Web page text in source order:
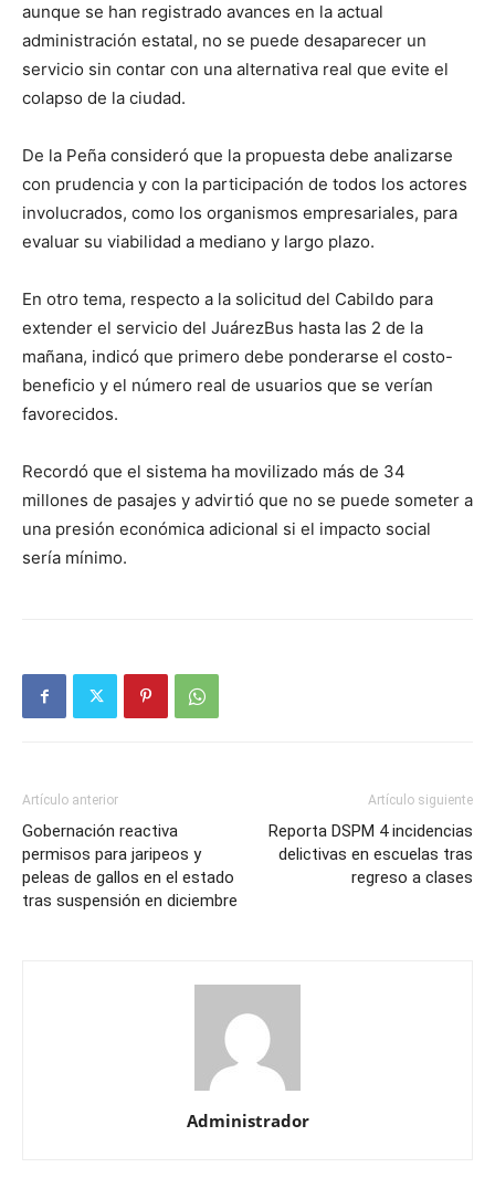
aunque se han registrado avances en la actual
administración estatal, no se puede desaparecer un
servicio sin contar con una alternativa real que evite el
colapso de la ciudad.
De la Peña consideró que la propuesta debe analizarse
con prudencia y con la participación de todos los actores
involucrados, como los organismos empresariales, para
evaluar su viabilidad a mediano y largo plazo.
En otro tema, respecto a la solicitud del Cabildo para
extender el servicio del JuárezBus hasta las 2 de la
mañana, indicó que primero debe ponderarse el costo-
beneficio y el número real de usuarios que se verían
favorecidos.
Recordó que el sistema ha movilizado más de 34
millones de pasajes y advirtió que no se puede someter a
una presión económica adicional si el impacto social
sería mínimo.
Artículo anterior
Gobernación reactiva
permisos para jaripeos y
peleas de gallos en el estado
tras suspensión en diciembre
Artículo siguiente
Reporta DSPM 4 incidencias
delictivas en escuelas tras
regreso a clases
Administrador